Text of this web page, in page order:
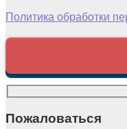
Политика обработки
Пожаловаться